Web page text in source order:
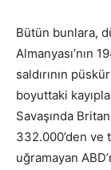
Bütün bunlara,
Almanyası’nın
saldırının
boyuttaki
Savaşında
332.000’den ve
uğramayan